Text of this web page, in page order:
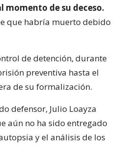
momento de su deceso.
que habría muerto debido
de detención, durante
preventiva hasta el
de su formalización.
defensor, Julio Loayza
aún no ha sido entregado
y el análisis de los